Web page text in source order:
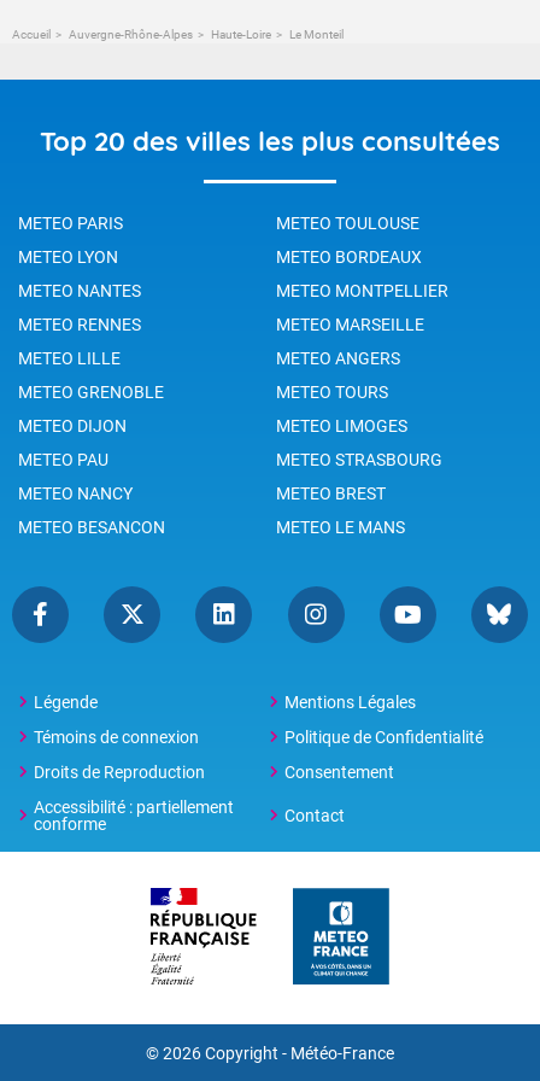
Accueil Auvergne-Rhône-Alpes Haute-Loire Le Monteil
Top 20 des villes les plus consultées
METEO PARIS
METEO TOULOUSE
METEO LYON
METEO BORDEAUX
METEO NANTES
METEO MONTPELLIER
METEO RENNES
METEO MARSEILLE
METEO LILLE
METEO ANGERS
METEO GRENOBLE
METEO TOURS
METEO DIJON
METEO LIMOGES
METEO PAU
METEO STRASBOURG
METEO NANCY
METEO BREST
METEO BESANCON
METEO LE MANS
Légende
Mentions Légales
Témoins de connexion
Politique de Confidentialité
Droits de Reproduction
Consentement
Accessibilité : partiellement
conforme
Contact
© 2026 Copyright - Météo-France